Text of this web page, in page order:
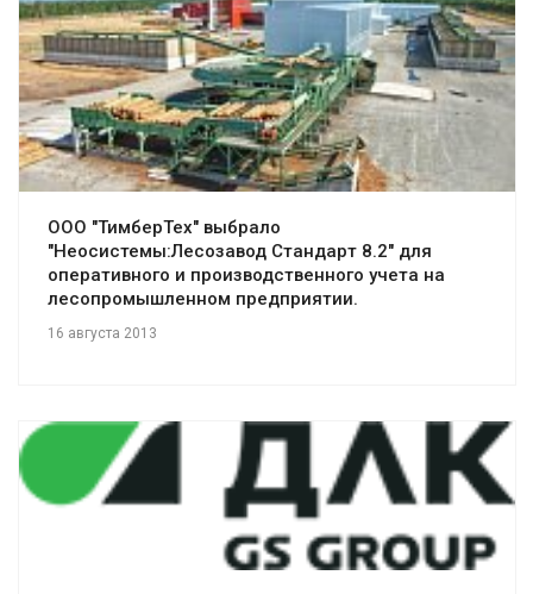
Смотреть проект
ООО "ТимберТех" выбрало
"Неосистемы:Лесозавод Стандарт 8.2" для
оперативного и производственного учета на
лесопромышленном предприятии.
16 августа 2013
Смотреть проект